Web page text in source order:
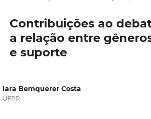
Contribuições ao
a relação entre
e suporte
Iara Bemquerer Costa
UFPR